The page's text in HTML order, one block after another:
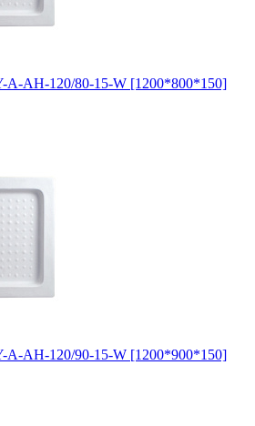
A-AH-120/80-15-W [1200*800*150]
A-AH-120/90-15-W [1200*900*150]